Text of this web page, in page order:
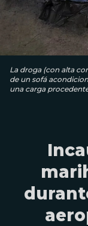
La droga (con alta
de un sofá
una carga